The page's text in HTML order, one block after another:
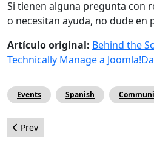
Si tienen alguna pregunta con
o necesitan ayuda, no dude en
Artículo original: Behind the
Technically Manage a
Events Spanish
Previous article: Joomla! 3.2
Prev